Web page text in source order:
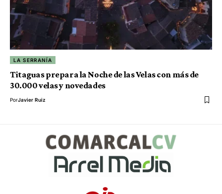
LA SERRANÍA
Titaguas prepara la Noche de las Velas con más de
30.000 velas y novedades
PorJavier Ruiz